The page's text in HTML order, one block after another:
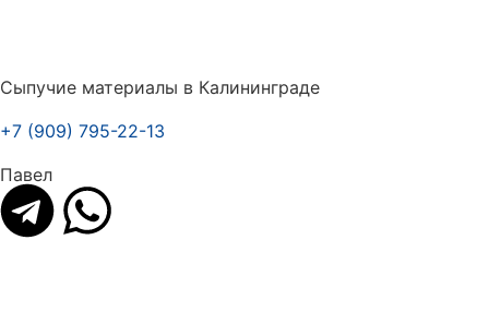
Сыпучие материалы в Калининграде
+7 (909) 795-22-13
Павел